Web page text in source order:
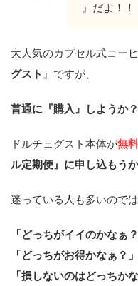
』だよ！！
大人気のカプセル式コー
グスト 』ですが、
普通に『購入』しようか？
ドルチェグスト本体が無料
ル定期便』に申し込もう
迷っている人も多いので
「どっちがイイのかなぁ？
「どっちがお得かなぁ？」
「損しないのはどっちか